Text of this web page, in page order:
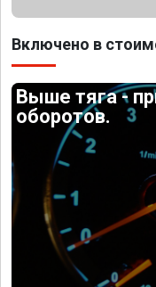
Включено в
Выше тяга -
оборотов.